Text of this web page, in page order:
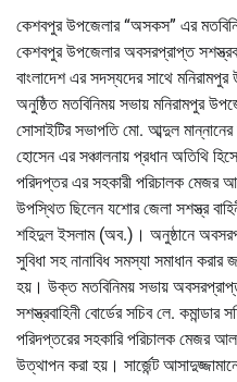
কেশবপুর উপজেলার “অসকস” এর
কেশবপুর উপজেলার অবসরপ্রাপ্ত
বাংলাদেশ এর সদস্যদের সাথে
অনুষ্ঠিত মতবিনিময় সভায় মনিরামপুর
সোসাইটির সভাপতি মো. আব্দুল
হোসেন এর সঞ্চালনায় প্রধান অতিথি
পরিদপ্তর এর সহকারী পরিচালক মেজর
উপস্থিত ছিলেন যশোর জেলা সশস্ত্র
শহিদুল ইসলাম (অব.)। অনুষ্ঠানে
সুবিধা সহ নানাবিধ সমস্যা সমাধান
হয়। উক্ত মতবিনিময় সভায় অবসরপ্রাপ্ত
সশস্ত্রবাহিনী বোর্ডের সচিব লে.
পরিদপ্তরের সহকারি পরিচালক মেজর
উত্থাপন করা হয়। সার্জেন্ট